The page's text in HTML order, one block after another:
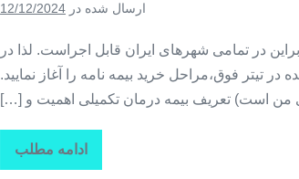
در
ارسال شده در 12/12/2024
در تمامی شهرهای ایران قابل اجراست. لذا در
تیتر فوق،مراحل خرید بیمه نامه را آغاز نمایید.
من است) تعریف بیمه درمان تکمیلی اهمیت و […]
ادامه مطلب
تاراز
بیمه